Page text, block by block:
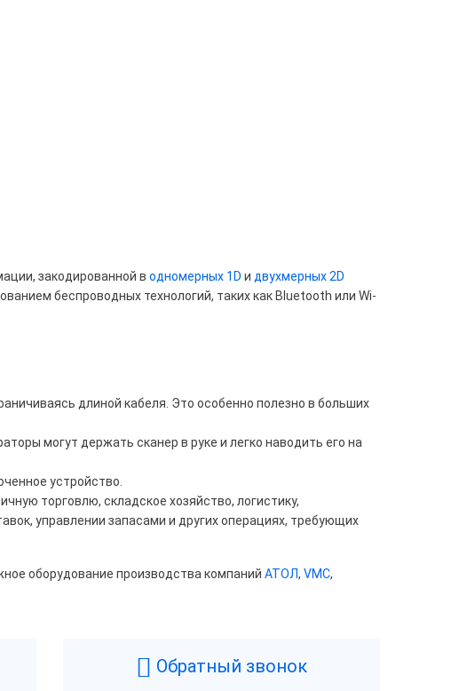
закодированной в одномерных 1D и двухмерных 2D
беспроводных технологий, таких как Bluetooth или Wi-
длиной кабеля. Это особенно полезно в больших
могут держать сканер в руке и легко наводить его на
устройство.
торговлю, складское хозяйство, логистику,
управлении запасами и других операциях, требующих
оборудование производства компаний АТОЛ, VMC,
Обратный звонок